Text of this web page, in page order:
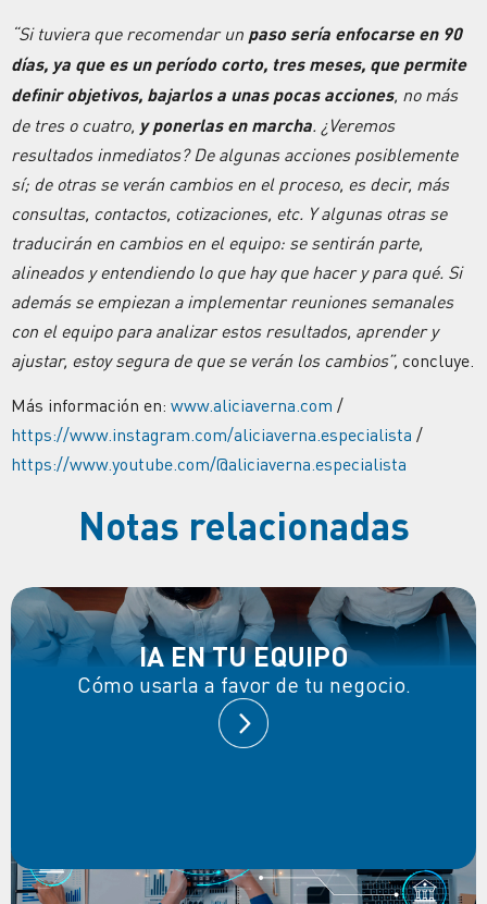
“Si tuviera que recomendar un paso sería enfocarse en 90
días, ya que es un período corto, tres meses, que permite
definirobjetivos, bajarlos a unas pocas acciones, no más
de tres o cuatro, y ponerlas en marcha. ¿Veremos
resultadosinmediatos? De algunas acciones posiblemente
sí; de otras se verán cambios en el proceso, es decir, más
consultas, contactos, cotizaciones, etc. Y algunas otras se
traducirán en cambios en el equipo: se sentirán parte,
alineados y entendiendo lo que hay que hacer y para qué. Si
además se empiezan a implementar reuniones semanales
con el equipo para analizar estos resultados, aprender y
ajustar, estoy segura de que se verán los cambios”, concluye.
Más información en: www.aliciaverna.com /
https://www.instagram.com/aliciaverna.especialista /
https://www.youtube.com/@aliciaverna.especialista
Notas relacionadas
IA EN TU EQUIPO
Cómo usarla a favor de tu negocio.